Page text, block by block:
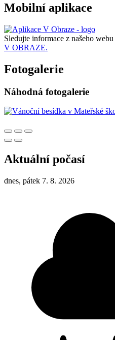
Mobilní aplikace
Sledujte informace z našeho
V OBRAZE.
Fotogalerie
Náhodná fotogalerie
Aktuální počasí
dnes, pátek 7. 8. 2026